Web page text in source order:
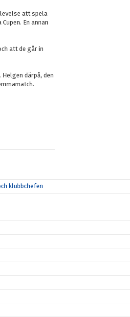
att spela
En annan
att de går in
därpå, den
klubbchefen